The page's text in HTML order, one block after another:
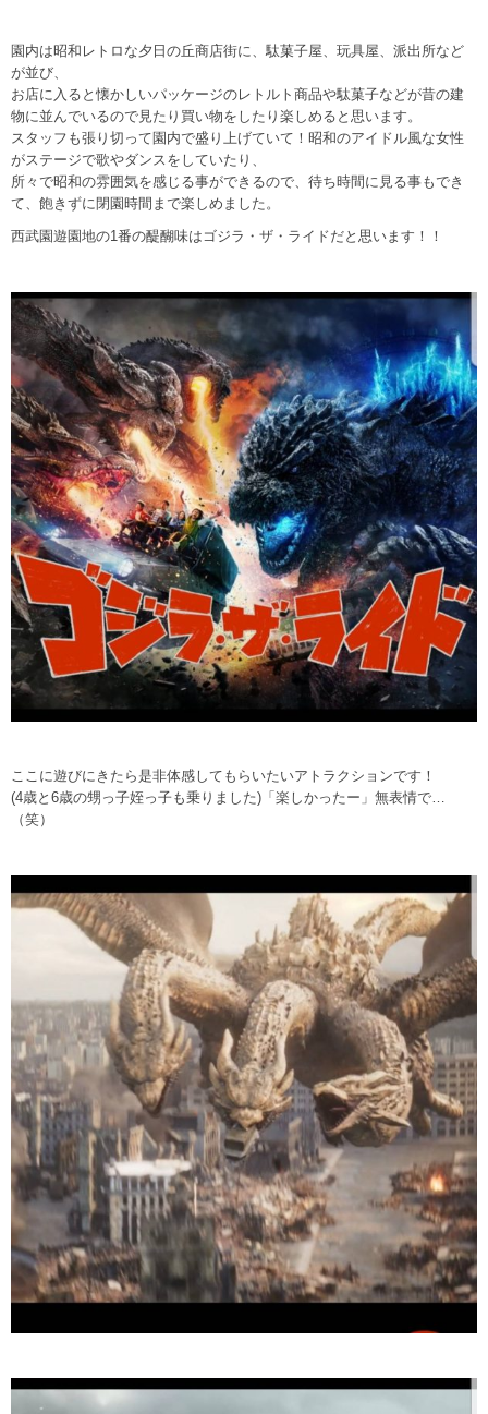
園内は昭和レトロな夕日の丘商店街に、駄菓子屋、玩具屋、派出所など
が並び、
お店に入ると懐かしいパッケージのレトルト商品や駄菓子などが昔の建
物に並んでいるので見たり買い物をしたり楽しめると思います。
スタッフも張り切って園内で盛り上げていて！昭和のアイドル風な女性
がステージで歌やダンスをしていたり、
所々で昭和の雰囲気を感じる事ができるので、待ち時間に見る事もでき
て、飽きずに閉園時間まで楽しめました。
西武園遊園地の1番の醍醐味はゴジラ・ザ・ライドだと思います！！
ここに遊びにきたら是非体感してもらいたいアトラクションです！
(4歳と6歳の甥っ子姪っ子も乗りました)「楽しかったー」無表情で…
（笑）